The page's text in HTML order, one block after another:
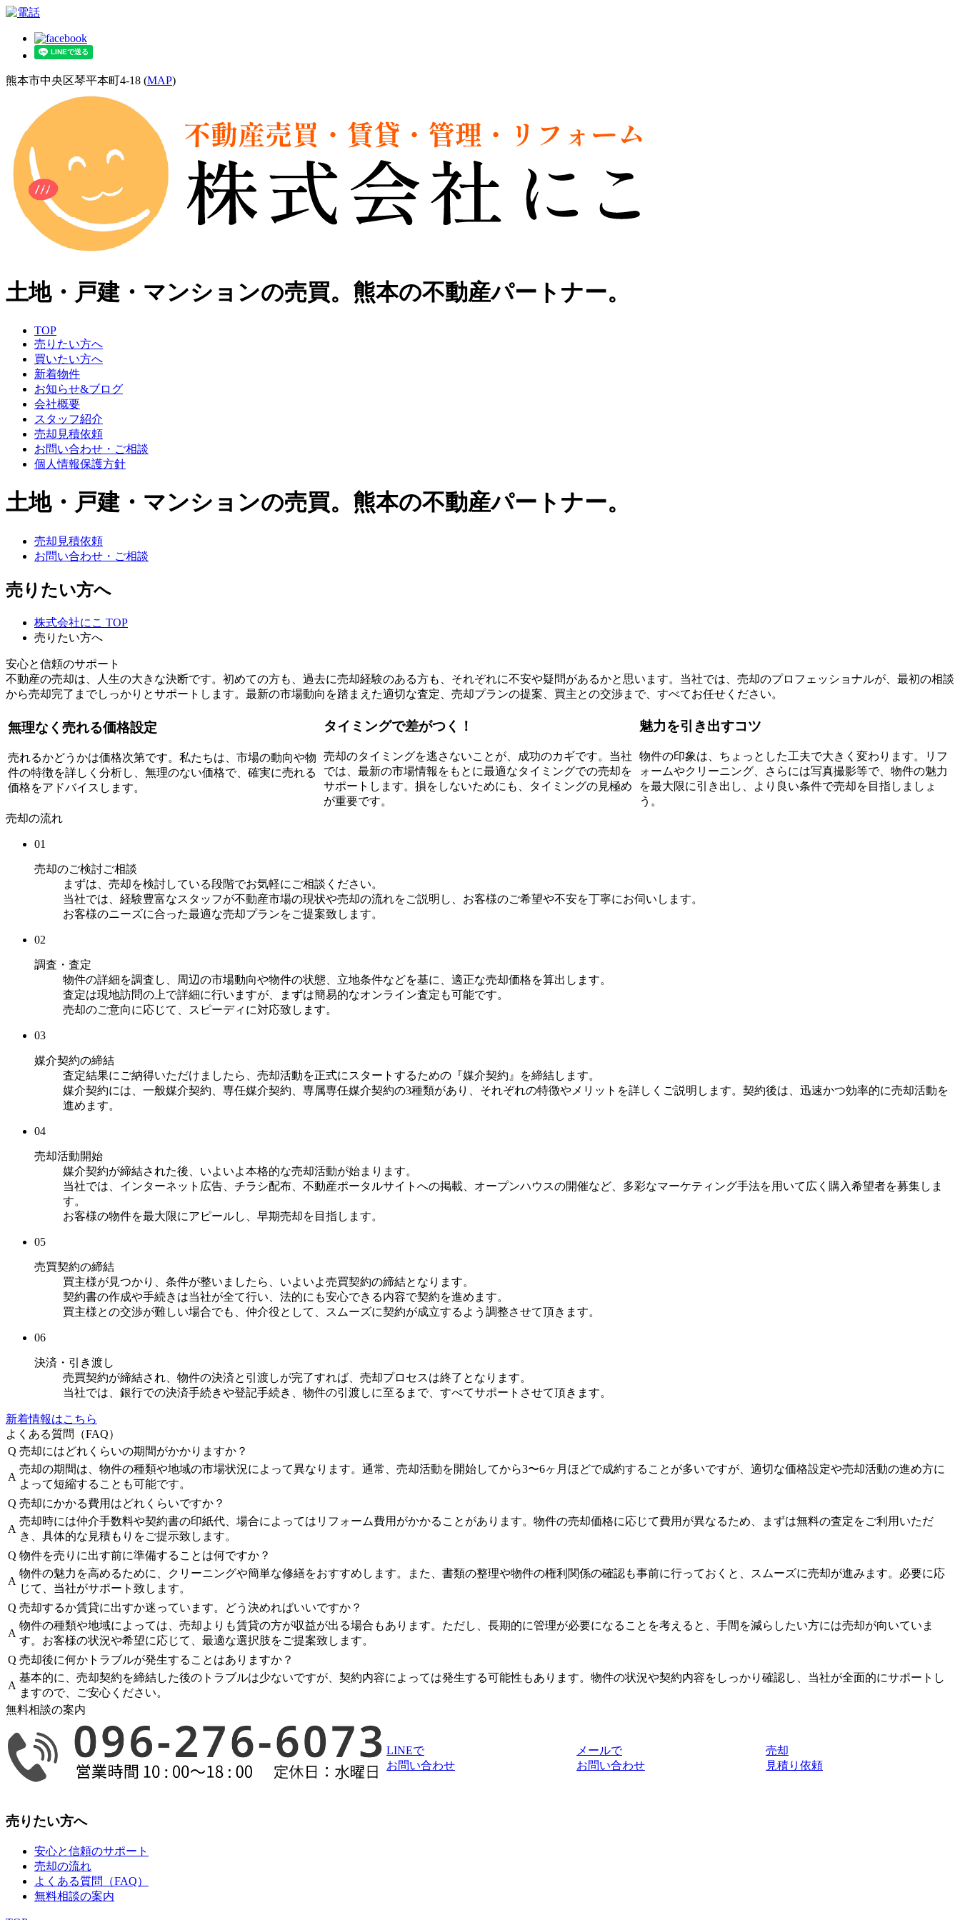
熊本市中央区琴平本町4-18 (MAP)
土地・戸建・マンションの売買。熊本の不動産パートナー。
TOP
売りたい方へ
買いたい方へ
新着物件
お知らせ&ブログ
会社概要
スタッフ紹介
売却見積依頼
お問い合わせ・ご相談
個人情報保護方針
土地・戸建・マンションの売買。熊本の不動産パートナー。
売却見積依頼
お問い合わせ・ご相談
売りたい方へ
株式会社にこ TOP
売りたい方へ
安心と信頼のサポート
不動産の売却は、人生の大きな決断です。初めての方も、過去に売却経験のある方も、それぞれに不安や疑問があるかと思います。当社では、売却のプロフェッショナルが、最初の相談
から売却完了までしっかりとサポートします。最新の市場動向を踏まえた適切な査定、売却プランの提案、買主との交渉まで、すべてお任せください。
無理なく売れる価格設定
売れるかどうかは価格次第です。私たちは、市場の動向や物
件の特徴を詳しく分析し、無理のない価格で、確実に売れる
価格をアドバイスします。
タイミングで差がつく！
売却のタイミングを逃さないことが、成功のカギです。当社
では、最新の市場情報をもとに最適なタイミングでの売却を
サポートします。損をしないためにも、タイミングの見極め
が重要です。
魅力を引き出すコツ
物件の印象は、ちょっとした工夫で大きく変わります。リフ
ォームやクリーニング、さらには写真撮影等で、物件の魅力
を最大限に引き出し、より良い条件で売却を目指しましょ
う。
売却の流れ
01
売却のご検討ご相談
まずは、売却を検討している段階でお気軽にご相談ください。
当社では、経験豊富なスタッフが不動産市場の現状や売却の流れをご説明し、お客様のご希望や不安を丁寧にお伺いします。
お客様のニーズに合った最適な売却プランをご提案致します。
02
調査・査定
物件の詳細を調査し、周辺の市場動向や物件の状態、立地条件などを基に、適正な売却価格を算出します。
査定は現地訪問の上で詳細に行いますが、まずは簡易的なオンライン査定も可能です。
売却のご意向に応じて、スピーディに対応致します。
03
媒介契約の締結
査定結果にご納得いただけましたら、売却活動を正式にスタートするための『媒介契約』を締結します。
媒介契約には、一般媒介契約、専任媒介契約、専属専任媒介契約の3種類があり、それぞれの特徴やメリットを詳しくご説明します。契約後は、迅速かつ効率的に売却活動を
進めます。
04
売却活動開始
媒介契約が締結された後、いよいよ本格的な売却活動が始まります。
当社では、インターネット広告、チラシ配布、不動産ポータルサイトへの掲載、オープンハウスの開催など、多彩なマーケティング手法を用いて広く購入希望者を募集しま
す。
お客様の物件を最大限にアピールし、早期売却を目指します。
05
売買契約の締結
買主様が見つかり、条件が整いましたら、いよいよ売買契約の締結となります。
契約書の作成や手続きは当社が全て行い、法的にも安心できる内容で契約を進めます。
買主様との交渉が難しい場合でも、仲介役として、スムーズに契約が成立するよう調整させて頂きます。
06
決済・引き渡し
売買契約が締結され、物件の決済と引渡しが完了すれば、売却プロセスは終了となります。
当社では、銀行での決済手続きや登記手続き、物件の引渡しに至るまで、すべてサポートさせて頂きます。
新着情報はこちら
よくある質問（FAQ）
Q 売却にはどれくらいの期間がかかりますか？
A
売却の期間は、物件の種類や地域の市場状況によって異なります。通常、売却活動を開始してから3〜6ヶ月ほどで成約することが多いですが、適切な価格設定や売却活動の進め方に
よって短縮することも可能です。
Q 売却にかかる費用はどれくらいですか？
A
売却時には仲介手数料や契約書の印紙代、場合によってはリフォーム費用がかかることがあります。物件の売却価格に応じて費用が異なるため、まずは無料の査定をご利用いただ
き、具体的な見積もりをご提示致します。
Q 物件を売りに出す前に準備することは何ですか？
A
物件の魅力を高めるために、クリーニングや簡単な修繕をおすすめします。また、書類の整理や物件の権利関係の確認も事前に行っておくと、スムーズに売却が進みます。必要に応
じて、当社がサポート致します。
Q 売却するか賃貸に出すか迷っています。どう決めればいいですか？
A
物件の種類や地域によっては、売却よりも賃貸の方が収益が出る場合もあります。ただし、長期的に管理が必要になることを考えると、手間を減らしたい方には売却が向いていま
す。お客様の状況や希望に応じて、最適な選択肢をご提案致します。
Q 売却後に何かトラブルが発生することはありますか？
A
基本的に、売却契約を締結した後のトラブルは少ないですが、契約内容によっては発生する可能性もあります。物件の状況や契約内容をしっかり確認し、当社が全面的にサポートし
ますので、ご安心ください。
無料相談の案内
LINEで
お問い合わせ
メールで
お問い合わせ
売却
見積り依頼
売りたい方へ
安心と信頼のサポート
売却の流れ
よくある質問（FAQ）
無料相談の案内